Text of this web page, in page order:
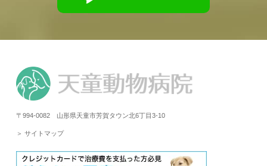
〒994-0082 山形県天童市芳賀タウン北6丁目3-10
＞ サイトマップ